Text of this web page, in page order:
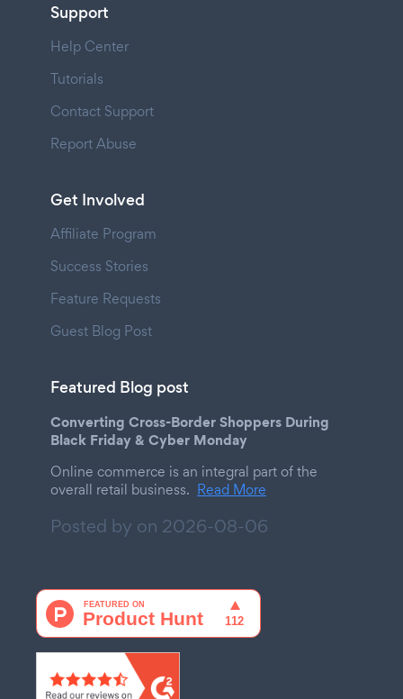
Support
Help Center
Tutorials
Contact Support
Report Abuse
Get Involved
Affiliate Program
Success Stories
Feature Requests
Guest Blog Post
Featured Blog post
Converting Cross-Border Shoppers During
Black Friday & Cyber Monday
Online commerce is an integral part of the
overall retail business. Read More
Posted by on 2026-08-06